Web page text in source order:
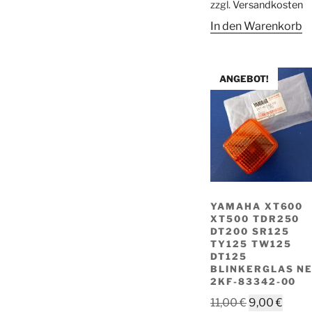
28,00 €
zzgl.Versandkosten
In den Warenkorb
ANGEBOT!
YAMAHA XT600
XT500 TDR250
DT200 SR125
TY125 TW125
DT125
BLINKERGLAS
2KF-83342-00
11,00€ 9,00€